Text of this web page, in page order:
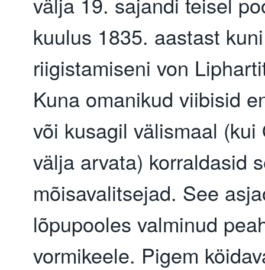
kuulus 1835. aastast
riigistamiseni von
Kuna omanikud viibisid
või kusagil välismaal
välja arvata) korraldasid
mõisavalitsejad. See
lõpupooles valminud
vormikeele. Pigem